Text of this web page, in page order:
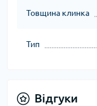
Товщина клинка
Тип
Відгуки